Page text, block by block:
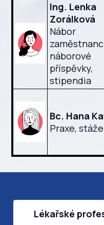
Ing. Lenka
Zorálková
Nábor
náborové
příspěvky,
stipendia
Bc. Hana
Praxe, stáže
Lékařské